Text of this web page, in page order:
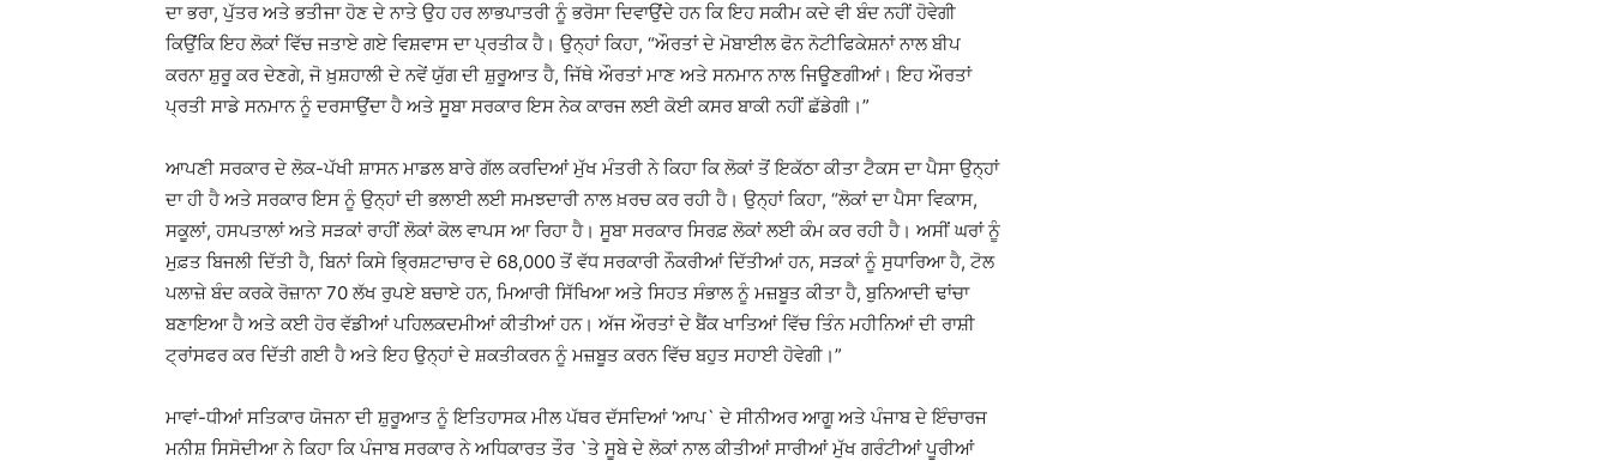
ਦਾ ਭਰਾ, ਪੁੱਤਰ ਅਤੇ ਭਤੀਜਾ ਹੋਣ ਦੇ ਨਾਤੇ ਉਹ ਹਰ ਲਾਭਪਾਤਰੀ ਨੂੰ ਭਰੋਸਾ ਦਿਵਾਉਂਦੇ ਹਨ ਕਿ ਇਹ ਸਕੀਮ ਕਦੇ ਵੀ ਬੰਦ ਨਹੀਂ ਹੋਵੇਗੀ
ਕਿਉਂਕਿ ਇਹ ਲੋਕਾਂ ਵਿੱਚ ਜਤਾਏ ਗਏ ਵਿਸ਼ਵਾਸ ਦਾ ਪ੍ਰਤੀਕ ਹੈ। ਉਨ੍ਹਾਂ ਕਿਹਾ, “ਔਰਤਾਂ ਦੇ ਮੋਬਾਈਲ ਫੋਨ ਨੋਟੀਫਿਕੇਸ਼ਨਾਂ ਨਾਲ ਬੀਪ
ਕਰਨਾ ਸ਼ੁਰੂ ਕਰ ਦੇਣਗੇ, ਜੋ ਖ਼ੁਸ਼ਹਾਲੀ ਦੇ ਨਵੇਂ ਯੁੱਗ ਦੀ ਸ਼ੁਰੂਆਤ ਹੈ, ਜਿੱਥੇ ਔਰਤਾਂ ਮਾਣ ਅਤੇ ਸਨਮਾਨ ਨਾਲ ਜਿਊਣਗੀਆਂ। ਇਹ ਔਰਤਾਂ
ਪ੍ਰਤੀ ਸਾਡੇ ਸਨਮਾਨ ਨੂੰ ਦਰਸਾਉਂਦਾ ਹੈ ਅਤੇ ਸੂਬਾ ਸਰਕਾਰ ਇਸ ਨੇਕ ਕਾਰਜ ਲਈ ਕੋਈ ਕਸਰ ਬਾਕੀ ਨਹੀਂ ਛੱਡੇਗੀ।”
ਆਪਣੀ ਸਰਕਾਰ ਦੇ ਲੋਕ-ਪੱਖੀ ਸ਼ਾਸਨ ਮਾਡਲ ਬਾਰੇ ਗੱਲ ਕਰਦਿਆਂ ਮੁੱਖ ਮੰਤਰੀ ਨੇ ਕਿਹਾ ਕਿ ਲੋਕਾਂ ਤੋਂ ਇਕੱਠਾ ਕੀਤਾ ਟੈਕਸ ਦਾ ਪੈਸਾ ਉਨ੍ਹਾਂ
ਦਾ ਹੀ ਹੈ ਅਤੇ ਸਰਕਾਰ ਇਸ ਨੂੰ ਉਨ੍ਹਾਂ ਦੀ ਭਲਾਈ ਲਈ ਸਮਝਦਾਰੀ ਨਾਲ ਖ਼ਰਚ ਕਰ ਰਹੀ ਹੈ। ਉਨ੍ਹਾਂ ਕਿਹਾ, “ਲੋਕਾਂ ਦਾ ਪੈਸਾ ਵਿਕਾਸ,
ਸਕੂਲਾਂ, ਹਸਪਤਾਲਾਂ ਅਤੇ ਸੜਕਾਂ ਰਾਹੀਂ ਲੋਕਾਂ ਕੋਲ ਵਾਪਸ ਆ ਰਿਹਾ ਹੈ। ਸੂਬਾ ਸਰਕਾਰ ਸਿਰਫ਼ ਲੋਕਾਂ ਲਈ ਕੰਮ ਕਰ ਰਹੀ ਹੈ। ਅਸੀਂ ਘਰਾਂ ਨੂੰ
ਮੁਫ਼ਤ ਬਿਜਲੀ ਦਿੱਤੀ ਹੈ, ਬਿਨਾਂ ਕਿਸੇ ਭ੍ਰਿਸ਼ਟਾਚਾਰ ਦੇ 68,000 ਤੋਂ ਵੱਧ ਸਰਕਾਰੀ ਨੌਕਰੀਆਂ ਦਿੱਤੀਆਂ ਹਨ, ਸੜਕਾਂ ਨੂੰ ਸੁਧਾਰਿਆ ਹੈ, ਟੋਲ
ਪਲਾਜ਼ੇ ਬੰਦ ਕਰਕੇ ਰੋਜ਼ਾਨਾ 70 ਲੱਖ ਰੁਪਏ ਬਚਾਏ ਹਨ, ਮਿਆਰੀ ਸਿੱਖਿਆ ਅਤੇ ਸਿਹਤ ਸੰਭਾਲ ਨੂੰ ਮਜ਼ਬੂਤ ਕੀਤਾ ਹੈ, ਬੁਨਿਆਦੀ ਢਾਂਚਾ
ਬਣਾਇਆ ਹੈ ਅਤੇ ਕਈ ਹੋਰ ਵੱਡੀਆਂ ਪਹਿਲਕਦਮੀਆਂ ਕੀਤੀਆਂ ਹਨ। ਅੱਜ ਔਰਤਾਂ ਦੇ ਬੈਂਕ ਖਾਤਿਆਂ ਵਿੱਚ ਤਿੰਨ ਮਹੀਨਿਆਂ ਦੀ ਰਾਸ਼ੀ
ਟ੍ਰਾਂਸਫਰ ਕਰ ਦਿੱਤੀ ਗਈ ਹੈ ਅਤੇ ਇਹ ਉਨ੍ਹਾਂ ਦੇ ਸ਼ਕਤੀਕਰਨ ਨੂੰ ਮਜ਼ਬੂਤ ਕਰਨ ਵਿੱਚ ਬਹੁਤ ਸਹਾਈ ਹੋਵੇਗੀ।”
ਮਾਵਾਂ-ਧੀਆਂ ਸਤਿਕਾਰ ਯੋਜਨਾ ਦੀ ਸ਼ੁਰੂਆਤ ਨੂੰ ਇਤਿਹਾਸਕ ਮੀਲ ਪੱਥਰ ਦੱਸਦਿਆਂ ‘ਆਪ` ਦੇ ਸੀਨੀਅਰ ਆਗੂ ਅਤੇ ਪੰਜਾਬ ਦੇ ਇੰਚਾਰਜ
ਮਨੀਸ਼ ਸਿਸੋਦੀਆ ਨੇ ਕਿਹਾ ਕਿ ਪੰਜਾਬ ਸਰਕਾਰ ਨੇ ਅਧਿਕਾਰਤ ਤੌਰ `ਤੇ ਸੂਬੇ ਦੇ ਲੋਕਾਂ ਨਾਲ ਕੀਤੀਆਂ ਸਾਰੀਆਂ ਮੁੱਖ ਗਰੰਟੀਆਂ ਪੂਰੀਆਂ